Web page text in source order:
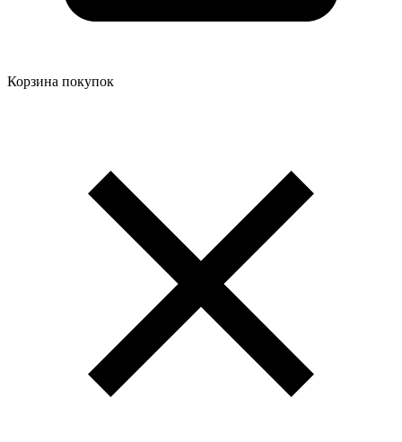
Корзина покупок